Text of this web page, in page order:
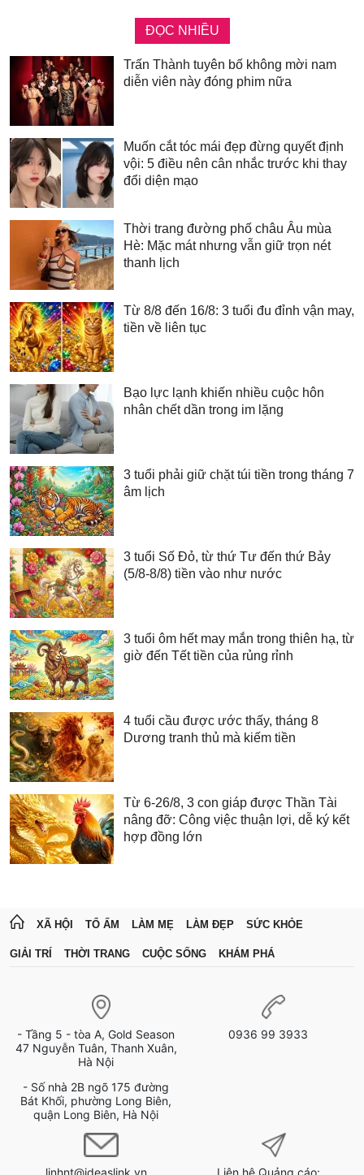
ĐỌC NHIỀU
Trấn Thành tuyên bố không mời nam
diễn viên này đóng phim nữa
Muốn cắt tóc mái đẹp đừng quyết định
vội: 5 điều nên cân nhắc trước khi thay
đổi diện mạo
Thời trang đường phố châu Âu mùa
Hè: Mặc mát nhưng vẫn giữ trọn nét
thanh lịch
Từ 8/8 đến 16/8: 3 tuổi đu đỉnh vận may,
tiền về liên tục
Bạo lực lạnh khiến nhiều cuộc hôn
nhân chết dần trong im lặng
3 tuổi phải giữ chặt túi tiền trong tháng 7
âm lịch
3 tuổi Số Đỏ, từ thứ Tư đến thứ Bảy
(5/8-8/8) tiền vào như nước
3 tuổi ôm hết may mắn trong thiên hạ, từ
giờ đến Tết tiền của rủng rỉnh
4 tuổi cầu được ước thấy, tháng 8
Dương tranh thủ mà kiếm tiền
Từ 6-26/8, 3 con giáp được Thần Tài
nâng đỡ: Công việc thuận lợi, dễ ký kết
hợp đồng lớn
XÃ HỘI TỔ ẤM LÀM MẸ LÀM ĐẸP SỨC KHỎE
GIẢI TRÍ THỜI TRANG CUỘC SỐNG KHÁM PHÁ
- Tầng 5 - tòa A, Gold Season
47 Nguyễn Tuân, Thanh Xuân,
Hà Nội
- Số nhà 2B ngõ 175 đường
Bát Khối, phường Long Biên,
quận Long Biên, Hà Nội
0936 99 3933